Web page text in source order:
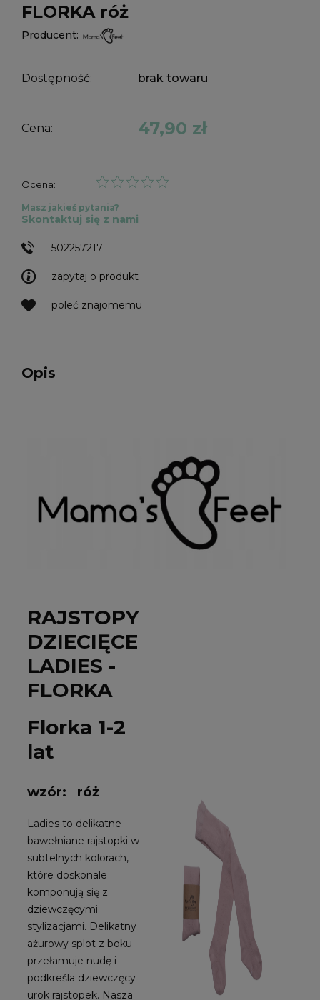
FLORKA róż
Producent:
Dostępność: brak towaru
Cena: 47,90 zł
Ocena:
zapytaj o produkt
poleć znajomemu
Masz jakieś pytania?
Skontaktuj się z nami
502257217
Opis
RAJSTOPY
DZIECIĘCE
LADIES -
FLORKA
Florka 1-2
lat
wzór: róż
Ladies to delikatne
bawełniane rajstopki w
subtelnych kolorach,
które doskonale
komponują się z
dziewczęcymi
stylizacjami. Delikatny
ażurowy splot z boku
przełamuje nudę i
podkreśla dziewczęcy
urok rajstopek. Nasza